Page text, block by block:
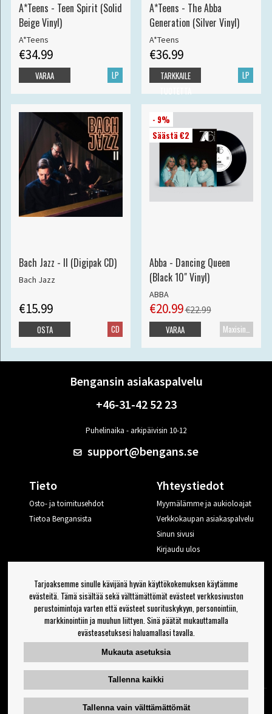
A*Teens - Teen Spirit (Solid
Beige Vinyl)
A*Teens
€34.99
LP
VARAA
A*Teens - The Abba
Generation (Silver Vinyl)
A*Teens
€36.99
LP
TARKKAILE
Bach Jazz - II (Digipak CD)
Bach Jazz
€15.99
CD
OSTA
- 9%
Säästä €2
Abba - Dancing Queen
(Black 10" Vinyl)
ABBA
€20.99€22.99
Maxisingle
VARAA
Bengansin asiakaspalvelu
+46-31-42 52 23
Puhelinaika - arkipäivisin 10-12
support@bengans.se
Tieto
Osto- ja toimitusehdot
Tietoa Bengansista
Yhteystiedot
Myymälämme ja aukioloajat
Verkkokaupan asiakaspalvelu
Sinun sivusi
Kirjaudu ulos
Haluan vinkkejä Bengansilta
OK
Uutiskirjeen asetukset
Seuraa meitä
Tarjoaksemme sinulle kävijänä hyvän käyttökokemuksen käytämme
evästeitä. Tämä sisältää sekä välttämättömät evästeet verkkosivuston
perustoimintoja varten että evästeet suorituskykyyn, personointiin,
markkinointiin ja muuhun liittyen. Sinä päätät mukauttamalla
evästeasetuksesi haluamallasi tavalla.
Mukauta asetuksia
Tallenna kaikki
Tallenna vain välttämättömät